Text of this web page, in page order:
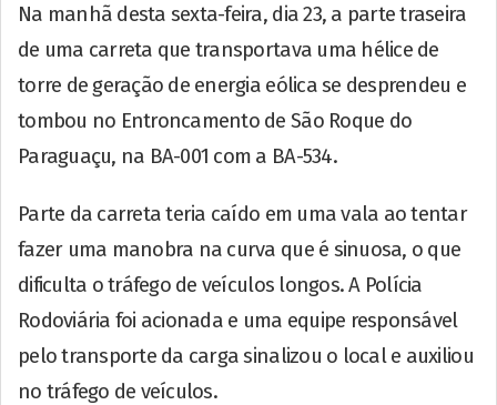
Na manhã desta sexta-feira, dia 23, a parte traseira
de uma carreta que transportava uma hélice de
torre de geração de energia eólica se desprendeu e
tombou no Entroncamento de São Roque do
Paraguaçu, na BA-001 com a BA-534.
Parte da carreta teria caído em uma vala ao tentar
fazer uma manobra na curva que é sinuosa, o que
dificulta o tráfego de veículos longos. A Polícia
Rodoviária foi acionada e uma equipe responsável
pelo transporte da carga sinalizou o local e auxiliou
no tráfego de veículos.